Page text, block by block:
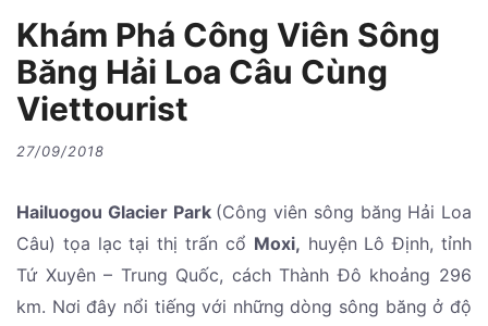
Khám Phá Công Viên Sông
Băng Hải Loa Câu Cùng
Viettourist
27/09/2018
Hailuogou Glacier Park (Công viên sông băng Hải Loa
Câu) tọa lạc tại thị trấn cổ Moxi, huyện Lô Định, tỉnh
Tứ Xuyên – Trung Quốc, cách Thành Đô khoảng 296
km. Nơi đây nổi tiếng với những dòng sông băng ở độ